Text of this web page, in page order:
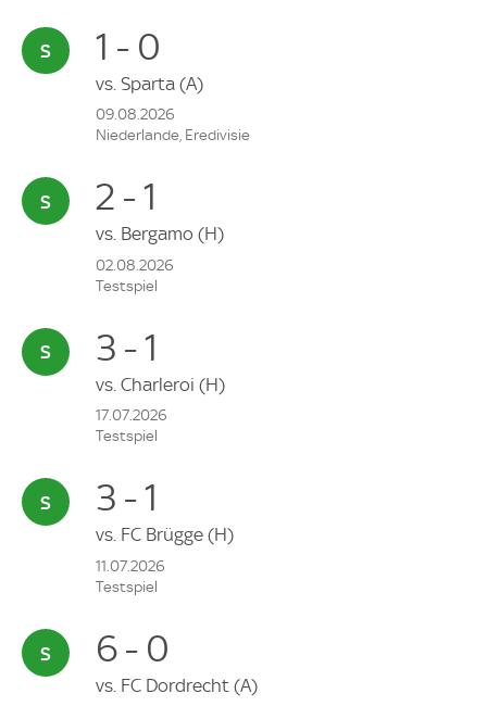
1 - 0
vs. Sparta (A)
09.08.2026
Niederlande, Eredivisie
2 - 1
vs. Bergamo (H)
02.08.2026
Testspiel
3 - 1
vs. Charleroi (H)
17.07.2026
Testspiel
3 - 1
vs. FC Brügge (H)
11.07.2026
Testspiel
6 - 0
vs. FC Dordrecht (A)